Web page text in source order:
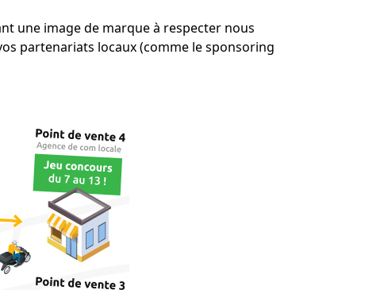
une image de marque à respecter nous
partenariats locaux (comme le sponsoring